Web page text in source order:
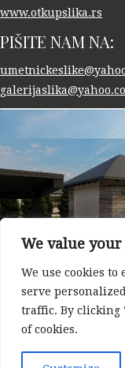
We value
We use cookies
serve
traffic. By clicking
of cookies.
www.otkupslika.rs
PIŠITE NAM NA: